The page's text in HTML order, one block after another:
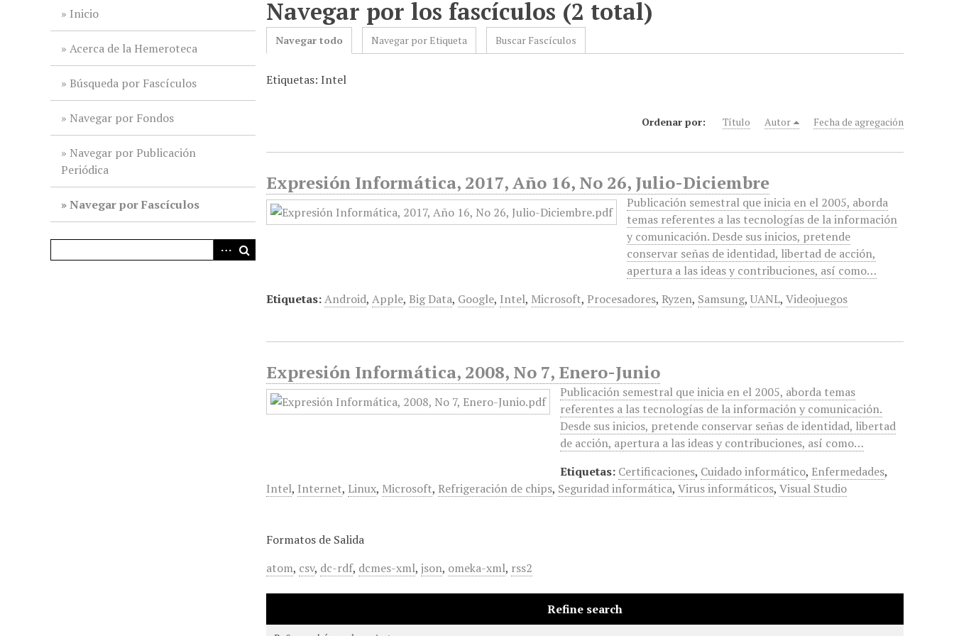
Inicio
Acerca de la Hemeroteca
Búsqueda por Fascículos
Navegar por Fondos
Navegar por Publicación
Periódica
Navegar por Fascículos
Navegar por los fascículos (2 total)
Navegar todo Navegar por Etiqueta Buscar Fascículos
Etiquetas: Intel
Ordenar por: Título Autor Fecha de agregación
Expresión Informática, 2017, Año 16, No 26, Julio-Diciembre
Publicación semestral que inicia en el 2005, aborda
temas referentes a las tecnologías de la información
y comunicación. Desde sus inicios, pretende
conservar señas de identidad, libertad de acción,
apertura a las ideas y contribuciones, así como…
Etiquetas:Android,Apple, Big Data, Google, Intel, Microsoft, Procesadores, Ryzen, Samsung,UANL,Videojuegos
Expresión Informática, 2008, No 7, Enero-Junio
Publicación semestral que inicia en el 2005, aborda temas
referentes a las tecnologías de la información y comunicación.
Desde sus inicios, pretende conservar señas de identidad, libertad
de acción, apertura a las ideas y contribuciones, así como…
Etiquetas: Certificaciones, Cuidado informático, Enfermedades,
Intel, Internet, Linux, Microsoft, Refrigeración de chips, Seguridad informática,Virus informáticos,Visual Studio
Formatos de Salida
atom, csv, dc-rdf, dcmes-xml,json, omeka-xml, rss2
Refine search